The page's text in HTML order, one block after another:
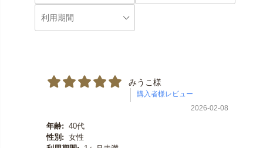
みうこ様
2026-02-08
年齢: 40代
性別: 女性